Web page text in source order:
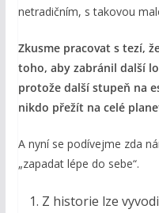
netradičním, s takovou
Zkusme pracovat s tezí,
toho, aby zabránil další
protože další stupeň na
nikdo přežít na celé
A nyní se podívejme zda
„zapadat lépe do sebe“.
Z historie lze